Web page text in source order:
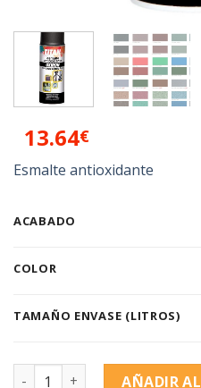
13.64€
Esmalte antioxidante
ACABADO
COLOR
TAMAÑO ENVASE (LITROS)
OXIRON Spray cantidad
AÑADIR